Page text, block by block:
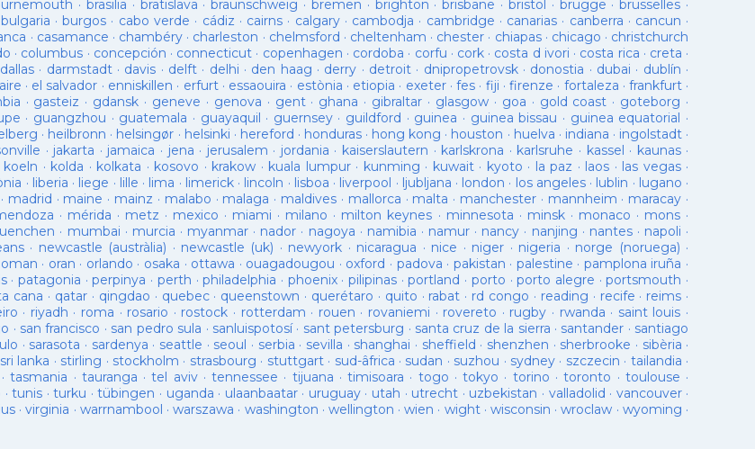
· brasilia · bratislava ·braunschweig · bremen · brighton ·brisbane · bristol · brugge ·brusselles ·
bulgaria ·burgos · cabo verde · cádiz · cairns · calgary· cambodja · cambridge · canarias · canberra · cancun ·
· casamance · chambéry · charleston · chelmsford · cheltenham · chester · chiapas· chicago · christchurch
· columbus · concepción · connecticut · copenhagen · cordoba · corfu · cork · costa d ivori · costa rica · creta ·
dallas· darmstadt· davis · delft· delhi · den haag · derry · detroit· dnipropetrovsk· donostia · dubai · dublín ·
· el salvador · enniskillen · erfurt· essaouira · estònia · etiopia · exeter· fes · fiji · firenze · fortaleza · frankfurt ·
· gasteiz · gdansk · geneve · genova · gent· ghana · gibraltar · glasgow· goa · gold coast · goteborg ·
· guangzhou · guatemala · guayaquil · guernsey· guildford · guinea · guinea bissau · guinea equatorial ·
· heilbronn · helsingør · helsinki · hereford · honduras· hong kong · houston · huelva · indiana · ingolstadt·
· jakarta · jamaica · jena · jerusalem · jordania · kaiserslautern · karlskrona · karlsruhe · kassel · kaunas·
koeln · kolda · kolkata · kosovo · krakow · kuala lumpur· kunming · kuwait· kyoto · la paz · laos · las vegas·
· liberia · liege · lille · lima · limerick· lincoln · lisboa · liverpool · ljubljana · london · los angeles· lublin · lugano ·
· madrid · maine · mainz · malabo · malaga · maldives · mallorca · malta · manchester · mannheim · maracay ·
· mérida · metz · mexico · miami · milano · milton keynes · minnesota · minsk· monaco · mons ·
· mumbai · murcia · myanmar · nador · nagoya · namibia · namur · nancy · nanjing · nantes· napoli ·
· newcastle (austràlia) · newcastle (uk) · newyork · nicaragua · nice · niger · nigeria · norge (noruega) ·
oman · oran · orlando · osaka · ottawa · ouagadougou · oxford · padova · pakistan · palestine · pamplona iruña ·
· patagonia ·perpinya · perth ·philadelphia · phoenix·pilipinas ·portland · porto ·porto alegre ·portsmouth ·
cana · qatar · qingdao · quebec· queenstown · querétaro · quito · rabat · rd congo · reading · recife · reims ·
· riyadh · roma · rosario · rostock · rotterdam · rouen · rovaniemi · rovereto · rugby · rwanda · saint louis ·
· san francisco · san pedro sula · sanluispotosí· sant petersburg · santa cruz de la sierra · santander · santiago
· sarasota · sardenya · seattle · seoul · serbia · sevilla · shanghai · sheffield · shenzhen · sherbrooke · sibèria ·
sri lanka · stirling · stockholm · strasbourg · stuttgart· sud-âfrica · sudan · suzhou · sydney · szczecin · tailandia ·
·tasmania · tauranga ·tel aviv·tennessee · tijuana ·timisoara · togo ·tokyo · torino ·toronto · toulouse ·
·tunis ·turku ·tübingen · uganda · ulaanbaatar· uruguay· utah · utrecht · uzbekistan · valladolid · vancouver·
·virginia · warrnambool ·warszawa · washington · wellington ·wien · wight·wisconsin ·wroclaw · wyoming ·